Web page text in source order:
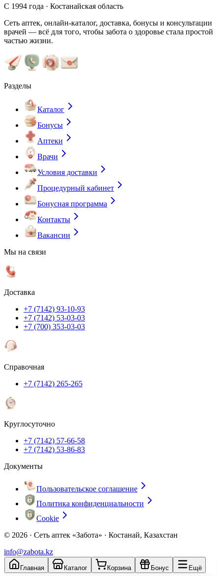
С 1994 года · Костанайская область
Сеть аптек, онлайн-каталог, доставка, бонусы и консультации
врачей — всё для того, чтобы забота о здоровье стала простой
частью жизни.
Разделы
Каталог
Бонусы
Аптеки
Врачи
Условия доставки
Процедурный кабинет
Бонусная программа
Контакты
Вакансии
Мы на связи
Доставка
+7 (7142) 93-10-93
+7 (7142) 53-03-03
+7 (700) 353-03-03
Справочная
+7 (7142) 265-265
Круглосуточно
+7 (7142) 57-66-58
+7 (7142) 53-86-83
Документы
Пользовательское соглашение
Политика конфиденциальности
Cookie
© 2026 · Сеть аптек «Забота» · Костанай, Казахстан
info@zabota.kz
Главная Каталог Корзина Бонус Ещё